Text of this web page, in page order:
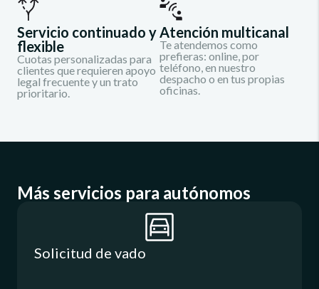
Servicio continuado y
flexible
Cuotas personalizadas para
clientes que requieren apoyo
legal frecuente y un trato
prioritario.
Atención multicanal
Te atendemos como
prefieras: online, por
teléfono, en nuestro
despacho o en tus propias
oficinas.
Más servicios para autónomos
Solicitud de vado